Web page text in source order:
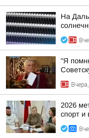
На
"Я
2026
спорт и